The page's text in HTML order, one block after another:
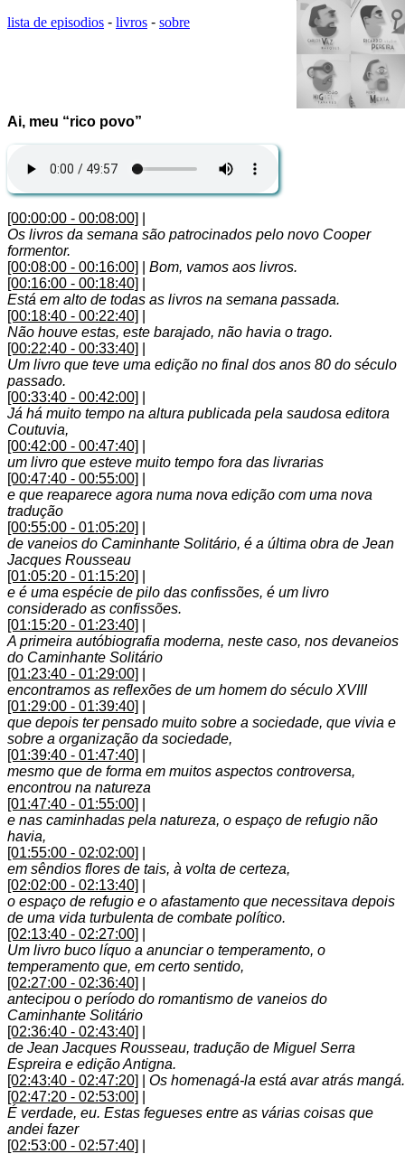
lista de episodios - livros - sobre
Ai, meu “rico povo”
[00:00:00 - 00:08:00]
Os livros da semana são patrocinados pelo novo Cooper
formentor.
[00:08:00 - 00:16:00]
Bom, vamos aos livros.
[00:16:00 - 00:18:40]
Está em alto de todas as livros na semana passada.
[00:18:40 - 00:22:40]
Não houve estas, este barajado, não havia o trago.
[00:22:40 - 00:33:40]
Um livro que teve uma edição no final dos anos 80 do século
passado.
[00:33:40 - 00:42:00]
Já há muito tempo na altura publicada pela saudosa editora
Coutuvia,
[00:42:00 - 00:47:40]
um livro que esteve muito tempo fora das livrarias
[00:47:40 - 00:55:00]
e que reaparece agora numa nova edição com uma nova
tradução
[00:55:00 - 01:05:20]
de vaneios do Caminhante Solitário, é a última obra de Jean
Jacques Rousseau
[01:05:20 - 01:15:20]
e é uma espécie de pilo das confissões, é um livro
considerado as confissões.
[01:15:20 - 01:23:40]
A primeira autóbiografia moderna, neste caso, nos devaneios
do Caminhante Solitário
[01:23:40 - 01:29:00]
encontramos as reflexões de um homem do século XVIII
[01:29:00 - 01:39:40]
que depois ter pensado muito sobre a sociedade, que vivia e
sobre a organização da sociedade,
[01:39:40 - 01:47:40]
mesmo que de forma em muitos aspectos controversa,
encontrou na natureza
[01:47:40 - 01:55:00]
e nas caminhadas pela natureza, o espaço de refugio não
havia,
[01:55:00 - 02:02:00]
em sêndios flores de tais, à volta de certeza,
[02:02:00 - 02:13:40]
o espaço de refugio e o afastamento que necessitava depois
de uma vida turbulenta de combate político.
[02:13:40 - 02:27:00]
Um livro buco líquo a anunciar o temperamento, o
temperamento que, em certo sentido,
[02:27:00 - 02:36:40]
antecipou o período do romantismo de vaneios do
Caminhante Solitário
[02:36:40 - 02:43:40]
de Jean Jacques Rousseau, tradução de Miguel Serra
Espreira e edição Antigna.
[02:43:40 - 02:47:20]
Os homenagá-la está avar atrás mangá.
[02:47:20 - 02:53:00]
É verdade, eu. Estas fegueses entre as várias coisas que
andei fazer
[02:53:00 - 02:57:40]